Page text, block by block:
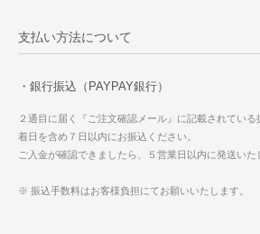
支払い方法について
・銀行振込（PAYPAY銀行）
２通目に届く『ご注文確認メール』に記載されてい
着日を含め７日以内にお振込ください。
ご入金が確認できましたら、５営業日以内に発送いた
※ 振込手数料はお客様負担にてお願いいたします。